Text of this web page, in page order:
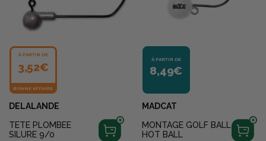
À PARTIR DE
3,52€
BONNE AFFAIRE
DELALANDE
TETE PLOMBEE
SILURE 9/0
À PARTIR DE
8,49€
MADCAT
MONTAGE GOLF BALL
HOT BALL